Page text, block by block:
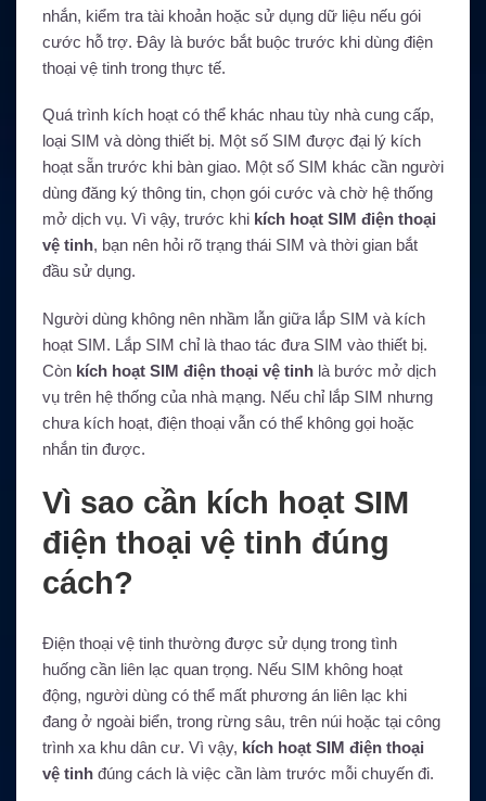
nhắn, kiểm tra tài khoản hoặc sử dụng dữ liệu nếu gói
cước hỗ trợ. Đây là bước bắt buộc trước khi dùng điện
thoại vệ tinh trong thực tế.
Quá trình kích hoạt có thể khác nhau tùy nhà cung cấp,
loại SIM và dòng thiết bị. Một số SIM được đại lý kích
hoạt sẵn trước khi bàn giao. Một số SIM khác cần người
dùng đăng ký thông tin, chọn gói cước và chờ hệ thống
mở dịch vụ. Vì vậy, trước khi kích hoạt SIM điện thoại
vệ tinh, bạn nên hỏi rõ trạng thái SIM và thời gian bắt
đầu sử dụng.
Người dùng không nên nhầm lẫn giữa lắp SIM và kích
hoạt SIM. Lắp SIM chỉ là thao tác đưa SIM vào thiết bị.
Còn kích hoạt SIM điện thoại vệ tinh là bước mở dịch
vụ trên hệ thống của nhà mạng. Nếu chỉ lắp SIM nhưng
chưa kích hoạt, điện thoại vẫn có thể không gọi hoặc
nhắn tin được.
Vì sao cần kích hoạt SIM
điện thoại vệ tinh đúng
cách?
Điện thoại vệ tinh thường được sử dụng trong tình
huống cần liên lạc quan trọng. Nếu SIM không hoạt
động, người dùng có thể mất phương án liên lạc khi
đang ở ngoài biển, trong rừng sâu, trên núi hoặc tại công
trình xa khu dân cư. Vì vậy, kích hoạt SIM điện thoại
vệ tinh đúng cách là việc cần làm trước mỗi chuyến đi.